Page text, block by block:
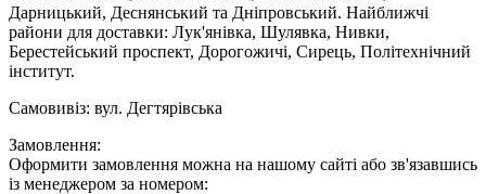
Дарницький, Деснянський та Дніпровський. Найближчі
райони для доставки: Лук'янівка, Шулявка, Нивки,
Берестейський проспект, Дорогожичі, Сирець, Політехнічний
інститут.
Самовивіз: вул. Дегтярівська
Замовлення:
Оформити замовлення можна на нашому сайті або зв'язавшись
із менеджером за номером: